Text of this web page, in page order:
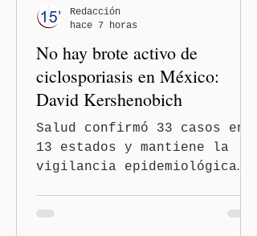
No hay brote activo de
ciclosporiasis en México:
David Kershenobich
Salud confirmó 33 casos en
13 estados y mantiene la
vigilancia epidemiológica
Redacción
hace 7 horas